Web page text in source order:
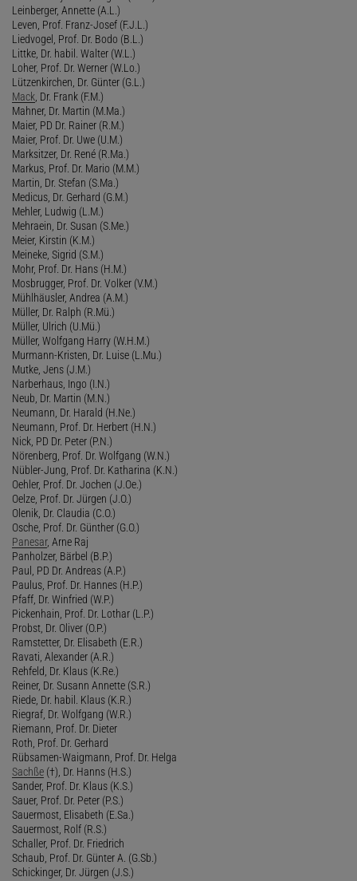
Leinberger, Annette (A.L.)
Leven, Prof. Franz-Josef (F.J.L.)
Liedvogel, Prof. Dr. Bodo (B.L.)
Littke, Dr. habil. Walter (W.L.)
Loher, Prof. Dr. Werner (W.Lo.)
Lützenkirchen, Dr. Günter (G.L.)
Mack , Dr. Frank (F.M.)
Mahner, Dr. Martin (M.Ma.)
Maier, PD Dr. Rainer (R.M.)
Maier, Prof. Dr. Uwe (U.M.)
Marksitzer, Dr. René (R.Ma.)
Markus, Prof. Dr. Mario (M.M.)
Martin, Dr. Stefan (S.Ma.)
Medicus, Dr. Gerhard (G.M.)
Mehler, Ludwig (L.M.)
Mehraein, Dr. Susan (S.Me.)
Meier, Kirstin (K.M.)
Meineke, Sigrid (S.M.)
Mohr, Prof. Dr. Hans (H.M.)
Mosbrugger, Prof. Dr. Volker (V.M.)
Mühlhäusler, Andrea (A.M.)
Müller, Dr. Ralph (R.Mü.)
Müller, Ulrich (U.Mü.)
Müller, Wolfgang Harry (W.H.M.)
Murmann-Kristen, Dr. Luise (L.Mu.)
Mutke, Jens (J.M.)
Narberhaus, Ingo (I.N.)
Neub, Dr. Martin (M.N.)
Neumann, Dr. Harald (H.Ne.)
Neumann, Prof. Dr. Herbert (H.N.)
Nick, PD Dr. Peter (P.N.)
Nörenberg, Prof. Dr. Wolfgang (W.N.)
Nübler-Jung, Prof. Dr. Katharina (K.N.)
Oehler, Prof. Dr. Jochen (J.Oe.)
Oelze, Prof. Dr. Jürgen (J.O.)
Olenik, Dr. Claudia (C.O.)
Osche, Prof. Dr. Günther (G.O.)
Panesar, Arne Raj
Panholzer, Bärbel (B.P.)
Paul, PD Dr. Andreas (A.P.)
Paulus, Prof. Dr. Hannes (H.P.)
Pfaff, Dr. Winfried (W.P.)
Pickenhain, Prof. Dr. Lothar (L.P.)
Probst, Dr. Oliver (O.P.)
Ramstetter, Dr. Elisabeth (E.R.)
Ravati, Alexander (A.R.)
Rehfeld, Dr. Klaus (K.Re.)
Reiner, Dr. Susann Annette (S.R.)
Riede, Dr. habil. Klaus (K.R.)
Riegraf, Dr. Wolfgang (W.R.)
Riemann, Prof. Dr. Dieter
Roth, Prof. Dr. Gerhard
Rübsamen-Waigmann, Prof. Dr. Helga
Sachße (†), Dr. Hanns (H.S.)
Sander, Prof. Dr. Klaus (K.S.)
Sauer, Prof. Dr. Peter (P.S.)
Sauermost, Elisabeth (E.Sa.)
Sauermost, Rolf (R.S.)
Schaller, Prof. Dr. Friedrich
Schaub, Prof. Dr. Günter A. (G.Sb.)
Schickinger, Dr. Jürgen (J.S.)